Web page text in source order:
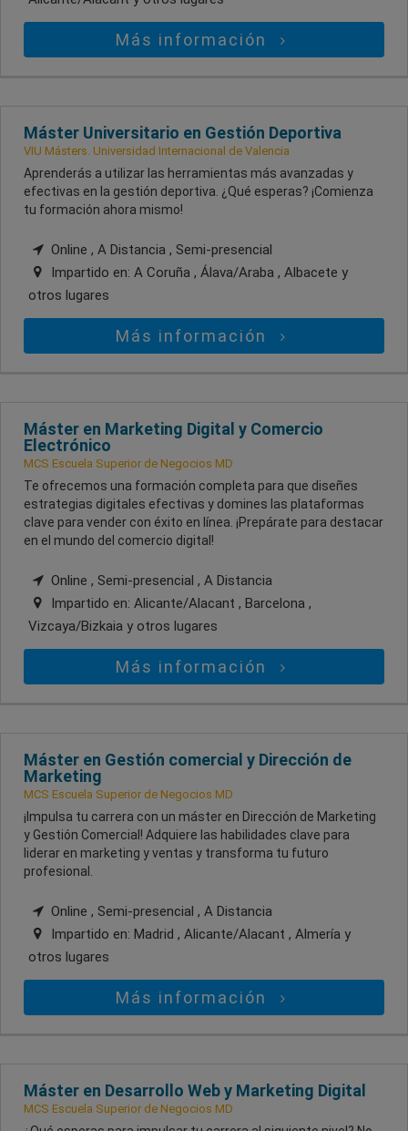
Más información
Máster Universitario en Gestión Deportiva
VIU Másters. Universidad Internacional de Valencia
Aprenderás a utilizar las herramientas más avanzadas y
efectivas en la gestión deportiva. ¿Qué esperas? ¡Comienza
tu formación ahora mismo!
Online , A Distancia , Semi-presencial
Impartido en: A Coruña , Álava/Araba , Albacete y
otros lugares
Más información
Máster en Marketing Digital y Comercio
Electrónico
MCS Escuela Superior de Negocios MD
Te ofrecemos una formación completa para que diseñes
estrategias digitales efectivas y domines las plataformas
clave para vender con éxito en línea. ¡Prepárate para destacar
en el mundo del comercio digital!
Online , Semi-presencial , A Distancia
Impartido en: Alicante/Alacant , Barcelona ,
Vizcaya/Bizkaia y otros lugares
Más información
Máster en Gestión comercial y Dirección de
Marketing
MCS Escuela Superior de Negocios MD
¡Impulsa tu carrera con un máster en Dirección de Marketing
y Gestión Comercial! Adquiere las habilidades clave para
liderar en marketing y ventas y transforma tu futuro
profesional.
Online , Semi-presencial , A Distancia
Impartido en: Madrid , Alicante/Alacant , Almería y
otros lugares
Más información
Máster en Desarrollo Web y Marketing Digital
MCS Escuela Superior de Negocios MD